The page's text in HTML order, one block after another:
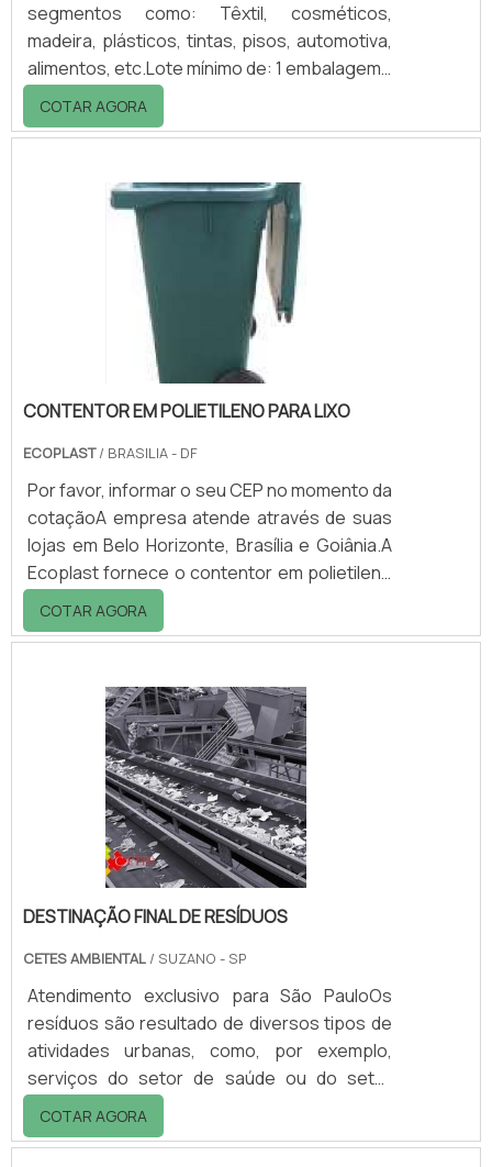
segmentos como: Têxtil, cosméticos,
madeira, plásticos, tintas, pisos, automotiva,
alimentos, etc.Lote mínimo de: 1 embalagem -
20kgEficiência das resinasA linha de resina
de poliuretano para madeira Bond Polymers
mercados com alta eficiência. Onde as
principais aplicações são em pisos de
madeira, móveis, e revestimentos de madeira
em geral.Aplicação da resinaOpções
recomendadas de resina de poliuretano para
madeira: - Bondt.
COTAR AGORA
CONTENTOR EM POLIETILENO PARA LIXO
ECOPLAST/ BRASILIA - DF
Por favor, informar o seu CEP no momento da
cotaçãoA empresa atende através de suas
lojas em Belo Horizonte, Brasília e Goiânia.A
Ecoplast fornece o contentor em polietileno
para lixo de duas e de quatro rodas, sendo os
primeiros com capacidades de 120 l, 240 l ou
de 370 l, 570 l, 660 l e 1000 l.O contentor em
polietileno é utilizado em segmentos como: -
Condomínios; - Escolas; - Hotéis; - Hospitais;
- Indústrias; - Restaurantes; - Entre
outros.Em algun.
COTAR AGORA
DESTINAÇÃO FINAL DE RESÍDUOS
CETES AMBIENTAL / SUZANO - SP
Atendimento exclusivo para São PauloOs
resíduos são resultado de diversos tipos de
atividades urbanas, como, por exemplo,
serviços do setor de saúde ou do setor
industrial, entre outros. Todos os tipos de
resíduos, porém, podem oferecer riscos,
COTAR AGORA